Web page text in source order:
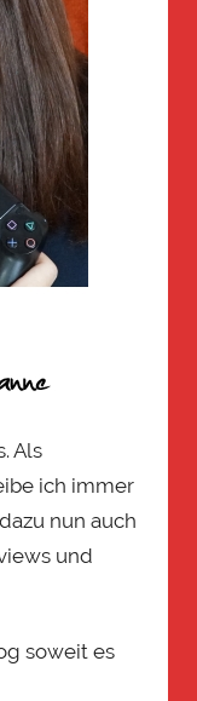
Als
ich immer
nun auch
und
soweit es